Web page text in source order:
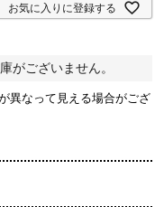
お気に入りに登録する
がございません。
異なって見える場合がござ